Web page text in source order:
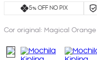
5% OFF NO PIX
Cor original: Magical Orange